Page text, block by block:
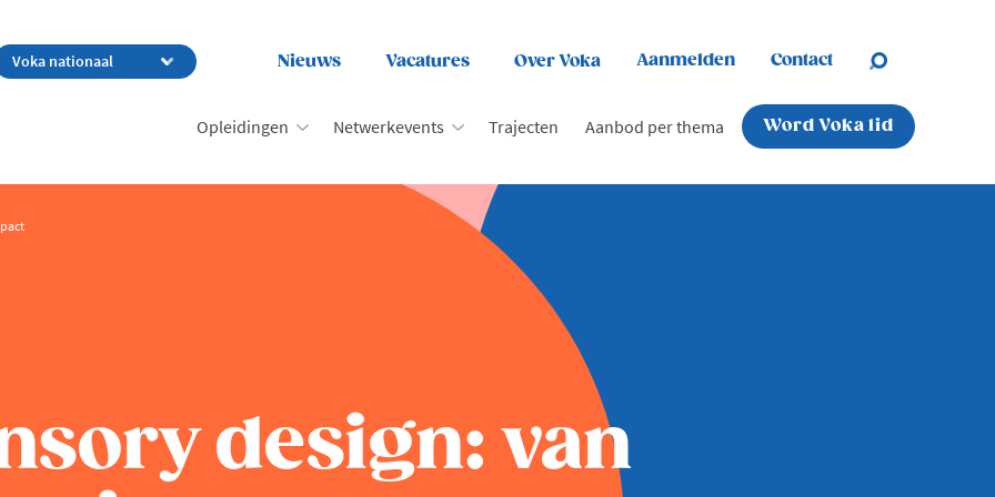
Nieuws Vacatures Over Voka Aanmelden Contact
Opleidingen Netwerkevents Trajecten Aanbod per thema Word Voka lid
design: van